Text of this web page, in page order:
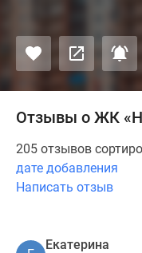
Отзывы о ЖК
205 отзывов
дате добавления
Написать отзыв
Екатерина